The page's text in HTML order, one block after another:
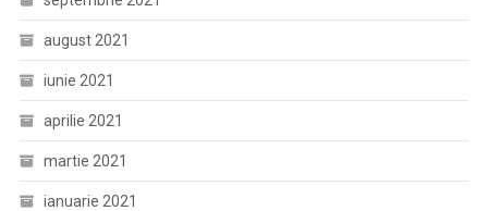
august 2021
iunie 2021
aprilie 2021
martie 2021
ianuarie 2021